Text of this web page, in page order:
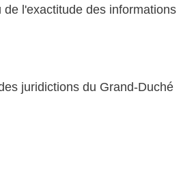
l'exactitude des informations
juridictions du Grand-Duché